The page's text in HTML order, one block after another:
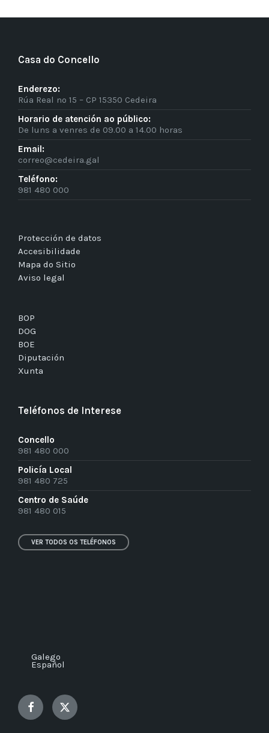
Casa do Concello
Enderezo:
Rúa Real nº 15 – CP 15350 Cedeira
Horario de atención ao público:
De luns a venres de 09.00 a 14.00 horas
Email:
correo@cedeira.gal
Teléfono:
981 480 000
Protección de datos
Accesibilidade
Mapa do Sitio
Aviso legal
BOP
DOG
BOE
Diputación
Xunta
Teléfonos de Interese
Concello
981 480 000
Policía Local
981 480 725
Centro de Saúde
981 480 015
VER TODOS OS TELÉFONOS
Galego
Español
Facebook Twitter